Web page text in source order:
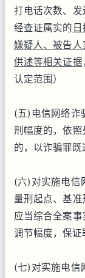
打电话次数、
经查证属实的
嫌疑人、被告
供述等相关证据
认定范围）
(五)电信网络诈
刑幅度的，依
的，以诈骗罪既
(六)对实施电信
量刑起点、基准
应当综合全案
调节幅度，保证
(七)对实施电信